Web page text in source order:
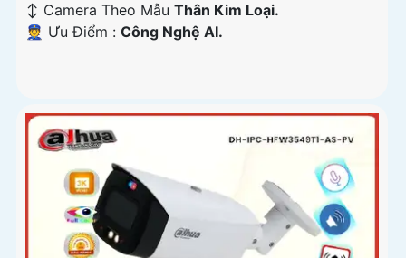
↕️ Camera Theo Mẫu Thân Kim Loại.
️👮 Ưu Điểm : Công Nghệ AI.